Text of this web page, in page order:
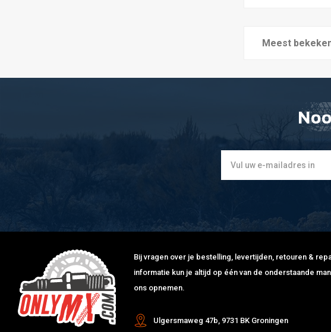
Meest
Bij vragen over je bestelling, levertijden, retouren &
informatie kun je altijd op één van de onderstaande
ons opnemen.
Ulgersmaweg 47b, 9731 BK Groningen